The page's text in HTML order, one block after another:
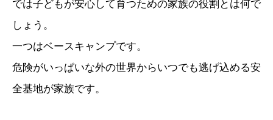
では子どもが安心して育つための家族の役割とは何で
しょう。
一つはベースキャンプです。
危険がいっぱいな外の世界からいつでも逃げ込める安
全基地が家族です。